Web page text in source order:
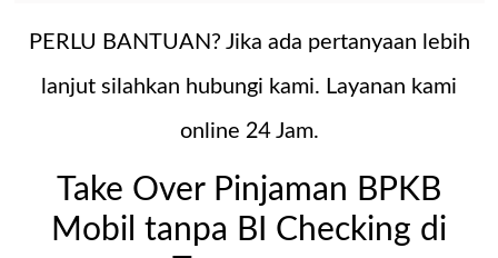
PERLU BANTUAN? Jika ada pertanyaan lebih
lanjut silahkan hubungi kami. Layanan kami
online 24 Jam.
Take Over Pinjaman BPKB
Mobil tanpa BI Checking di